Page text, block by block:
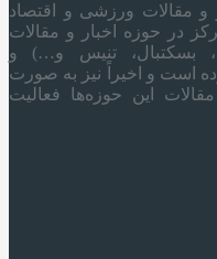
و مقالات ورزشی و اقتصاد
صورت متمرکز در حوزه اخبار و مقالات
بسکتبال، تنیس و…) و
است و اخیراً نیز به صورت
این حوزه‌ها فعالیت